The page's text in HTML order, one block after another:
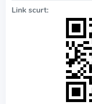
Link scurt: